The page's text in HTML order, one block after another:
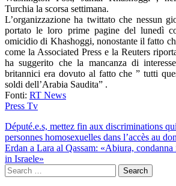
Turchia la scorsa settimana.
L’organizzazione ha twittato che nessun
portato le loro prime pagine del lunedì
omicidio di Khashoggi, nonostante il fatto
come la Associated Press e la Reuters
ha suggerito che la mancanza di
britannici era dovuto al fatto che ” tutti
soldi dell’Arabia Saudita” .
Fonti: RT News
Press Tv
Post
navigation
Député.e.s, mettez fin aux discriminations
personnes homosexuelles dans l’accès au
Erdan a Lara al Qassam: «Abiura,
in Israele»
Search
for: